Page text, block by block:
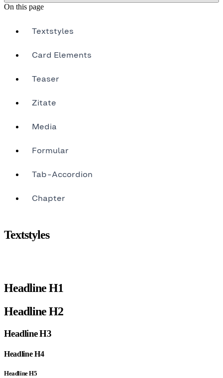
On this page
Textstyles
Card Elements
Teaser
Zitate
Media
Formular
Tab-Accordion
Chapter
Textstyles
Headline H1
Headline H2
Headline H3
Headline H4
Headline H5